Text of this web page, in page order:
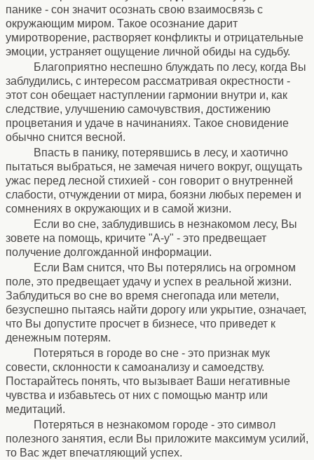
панике - сон значит осознать свою взаимосвязь с
окружающим миром. Такое осознание дарит
умиротворение, растворяет конфликты и отрицательные
эмоции, устраняет ощущение личной обиды на судьбу.
Благоприятно неспешно блуждать по лесу, когда Вы
заблудились, с интересом рассматривая окрестности -
этот сон обещает наступлении гармонии внутри и, как
следствие, улучшению самочувствия, достижению
процветания и удаче в начинаниях. Такое сновидение
обычно снится весной.
Впасть в панику, потерявшись в лесу, и хаотично
пытаться выбраться, не замечая ничего вокруг, ощущать
ужас перед лесной стихией - сон говорит о внутренней
слабости, отчуждении от мира, боязни любых перемен и
сомнениях в окружающих и в самой жизни.
Если во сне, заблудившись в незнакомом лесу, Вы
зовете на помощь, кричите "А-у" - это предвещает
получение долгожданной информации.
Если Вам снится, что Вы потерялись на огромном
поле, это предвещает удачу и успех в реальной жизни.
Заблудиться во сне во время снегопада или метели,
безуспешно пытаясь найти дорогу или укрытие, означает,
что Вы допустите просчет в бизнесе, что приведет к
денежным потерям.
Потеряться в городе во сне - это признак мук
совести, склонности к самоанализу и самоедству.
Постарайтесь понять, что вызывает Ваши негативные
чувства и избавьтесь от них с помощью мантр или
медитаций.
Потеряться в незнакомом городе - это символ
полезного занятия, если Вы приложите максимум усилий,
то Вас ждет впечатляющий успех.